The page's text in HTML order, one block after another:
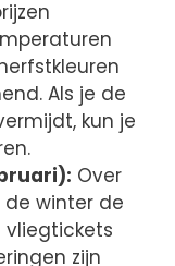
Als je de
kun je
Over
winter de
zijn